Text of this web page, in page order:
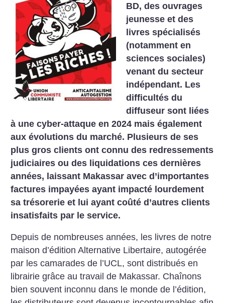
BD, des ouvrages
jeunesse et des
livres spécialisés
(notamment en
sciences sociales)
venant du secteur
indépendant. Les
difficultés du
diffuseur sont liées
à une cyber-attaque en 2024 mais également
aux évolutions du marché. Plusieurs de ses
plus gros clients ont connu des redressements
judiciaires ou des liquidations ces dernières
années, laissant Makassar avec d’importantes
factures impayées ayant impacté lourdement
sa trésorerie et lui ayant coûté d’autres clients
insatisfaits par le service.
Depuis de nombreuses années, les livres de notre
maison d’édition Alternative Libertaire, autogérée
par les camarades de l’UCL, sont distribués en
librairie grâce au travail de Makassar. Chaînons
bien souvent inconnu dans le monde de l’édition,